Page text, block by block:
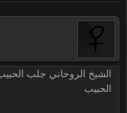
الحبيب